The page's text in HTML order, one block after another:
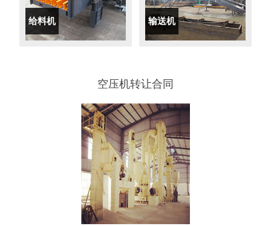
给料机 输送机
空压机转让合同